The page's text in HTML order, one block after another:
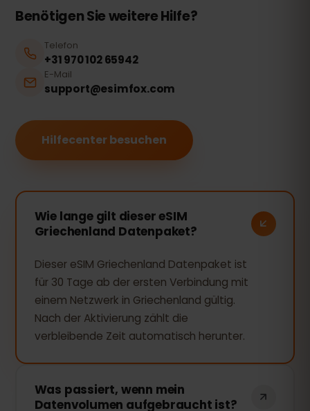
Benötigen Sie weitere Hilfe?
Telefon
+31 970 102 65942
E-Mail
support@esimfox.com
Hilfecenter besuchen
Wie lange gilt dieser eSIM
Griechenland Datenpaket?
Dieser eSIM Griechenland Datenpaket ist
für 30 Tage ab der ersten Verbindung mit
einem Netzwerk in Griechenland gültig.
Nach der Aktivierung zählt die
verbleibende Zeit automatisch herunter.
Was passiert, wenn mein
Datenvolumen aufgebraucht ist?